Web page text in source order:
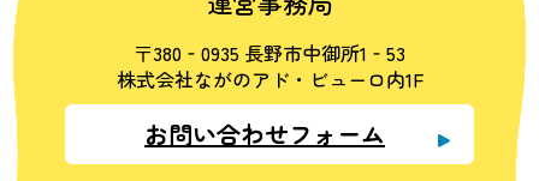
〒380‐0935 長野市中御所1‐53
株式会社ながのアド・ビューロ内1F
お問い合わせフォーム